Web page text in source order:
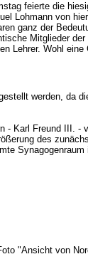
feierte die
Lohmann von
ganz der
Mitglieder der
Lehrer. Wohl eine
werden, da
- Karl Freund III. -
des
"Ansicht von